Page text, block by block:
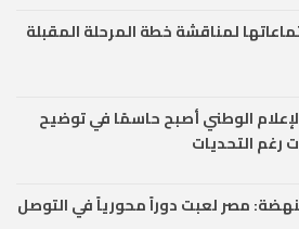
لمناقشة خطة المرحلة المقبلة
الوطني أصبح حاسمًا في توضيح
رغم التحديات
مصر لعبت دوراً محورياً في التوصل